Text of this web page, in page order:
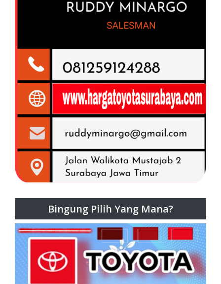
Bingung Pilih Yang Mana?